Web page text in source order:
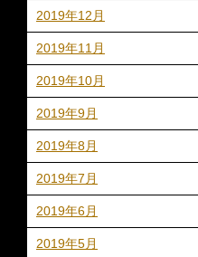
2019年12月
2019年11月
2019年10月
2019年9月
2019年8月
2019年7月
2019年6月
2019年5月